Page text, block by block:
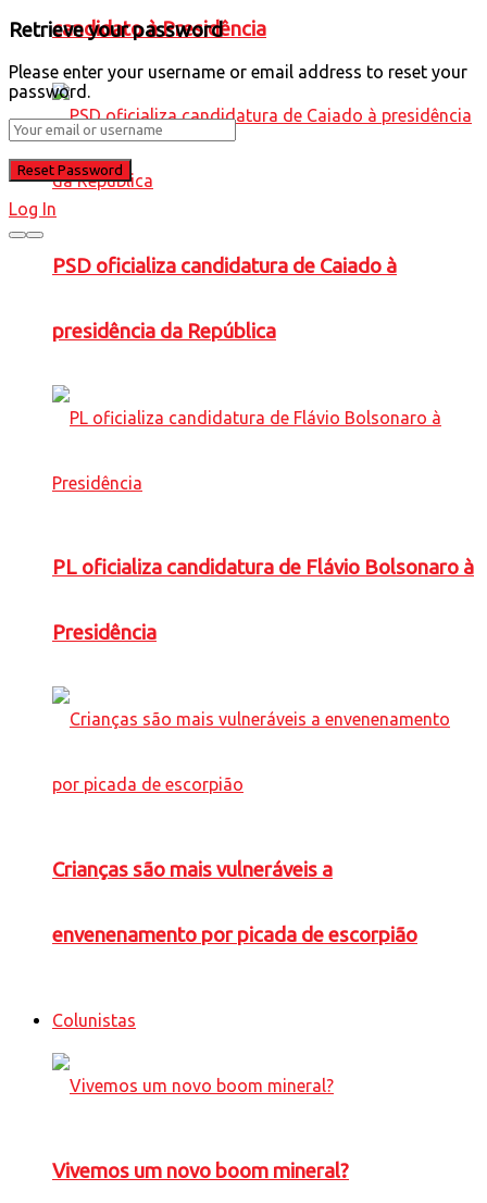
candidato à Presidência
PSD oficializa candidatura de Caiado à
presidência da República
PL oficializa candidatura de Flávio Bolsonaro à
Presidência
Crianças são mais vulneráveis a
envenenamento por picada de escorpião
Colunistas
Vivemos um novo boom mineral?
Retrieve your password
Please enter your username or email address to reset your
password.
Log In